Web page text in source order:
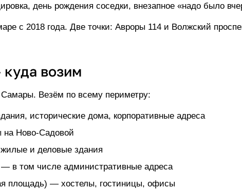
день рождения соседки, внезапное «надо было
с 2018 года. Две точки: Авроры 114 и Волжский
возим
Везём по всему периметру:
исторические дома, корпоративные адреса
на Ново-Садовой
и деловые здания
в том числе административные адреса
площадь) — хостелы, гостиницы, офисы